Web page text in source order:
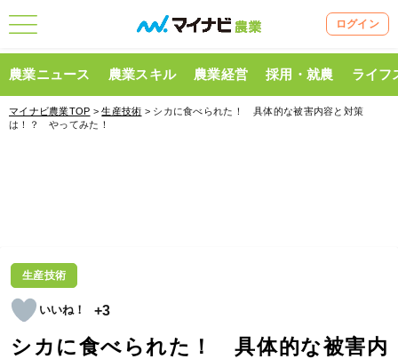
ログイン
農業ニュース 農業スキル 農業経営 採用・就農 ライフ
マイナビ農業TOP >生産技術 > シカに食べられた！ 具体的な被害内容と対策
は！？ やってみた！
生産技術
+3
シカに食べられた！ 具体的な被害内